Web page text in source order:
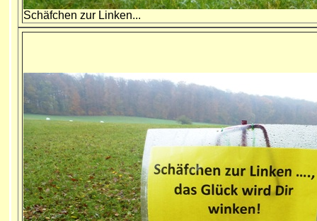
Schäfchen zur Linken...